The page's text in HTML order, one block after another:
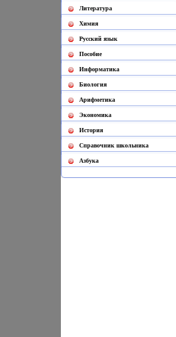
Литература
Химия
Русский язык
Пособие
Информатика
Биология
Арифметика
Экономика
История
Cправочник школьника
Азбука